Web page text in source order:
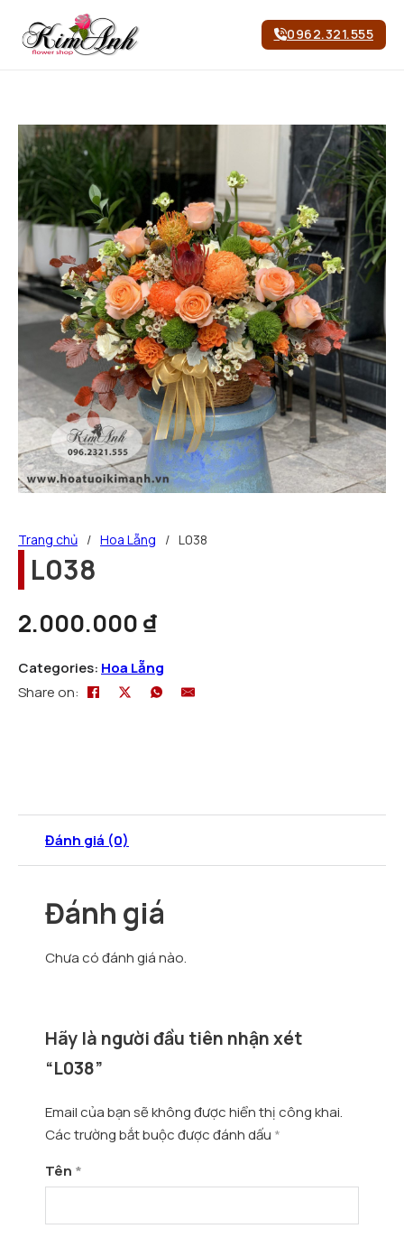
0962.321.555
Trang chủ / Hoa Lẵng / L038
L038
2.000.000₫
Categories: Hoa Lẵng
Share on:
Đánh giá (0)
Đánh giá
Chưa có đánh giá nào.
Hãy là người đầu tiên nhận xét
“L038”
Email của bạn sẽ không được hiển thị công khai.
Các trường bắt buộc được đánh dấu *
Tên *